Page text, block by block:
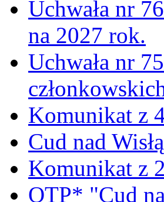
Uchwała nr
na 2027 rok.
Uchwała nr
Komunikat z
Cud nad
Komunikat z
OTP* "Cud